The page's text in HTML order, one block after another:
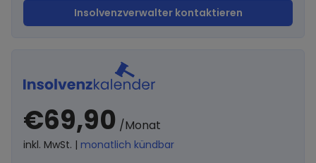
Insolvenzverwalter kontaktieren
€69,90 /Monat
inkl. MwSt. | monatlich kündbar